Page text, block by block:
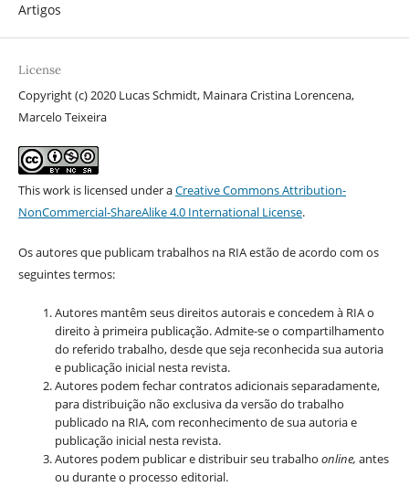
Artigos
License
Copyright (c) 2020 Lucas Schmidt, Mainara Cristina Lorencena,
Marcelo Teixeira
This work is licensed under aCreative Commons Attribution-
NonCommercial-ShareAlike 4.0 International License.
Os autores que publicam trabalhos na RIA estão de acordo com os
seguintes termos:
Autores mantêm seus direitos autorais e concedem à RIA o
direito à primeira publicação. Admite-se o compartilhamento
do referido trabalho, desde que seja reconhecida sua autoria
e publicação inicial nesta revista.
Autores podem fechar contratos adicionais separadamente,
para distribuição não exclusiva da versão do trabalho
publicado na RIA, com reconhecimento de sua autoria e
publicação inicial nesta revista.
Autores podem publicar e distribuir seu trabalho online, antes
ou durante o processo editorial.